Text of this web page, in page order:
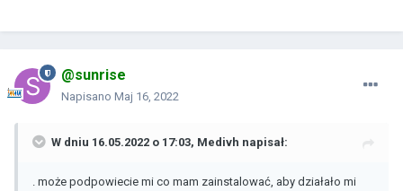
@sunrise
Napisano Maj 16, 2022
W dniu 16.05.2022 o 17:03, Medivh napisał:
. może podpowiecie mi co mam zainstalować, aby działało mi